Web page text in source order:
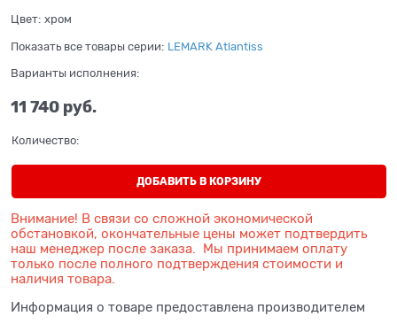
Цвет: хром
Показать все товары серии: LEMARK Atlantiss
Варианты исполнения:
11 740 руб.
Количество:
ДОБАВИТЬ В КОРЗИНУ
Внимание! В связи со сложной экономической
обстановкой, окончательные цены может подтвердить
наш менеджер после заказа. Мы принимаем оплату
только после полного подтверждения стоимости и
наличия товара.
Информация о товаре предоставлена производителем